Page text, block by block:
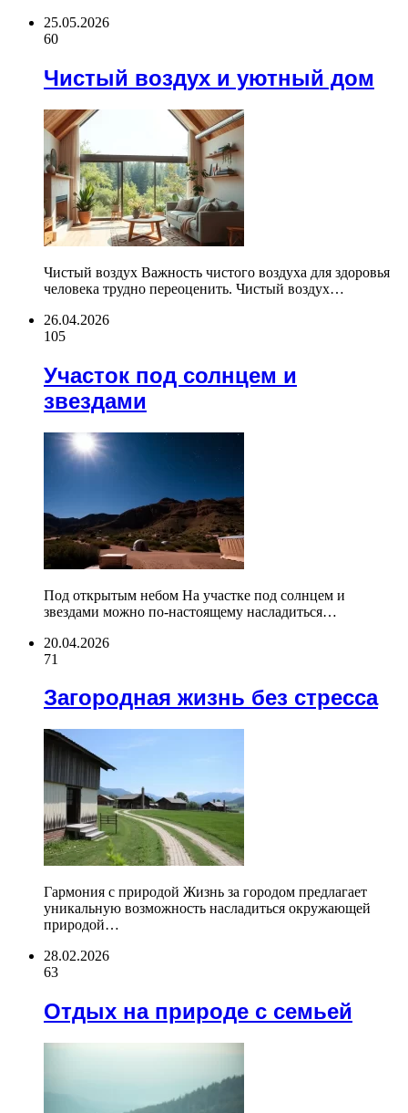
25.05.2026
60
Чистый воздух и уютный дом
Чистый воздух Важность чистого воздуха для здоровья
человека трудно переоценить. Чистый воздух…
26.04.2026
105
Участок под солнцем и
звездами
Под открытым небом На участке под солнцем и
звездами можно по-настоящему насладиться…
20.04.2026
71
Загородная жизнь без стресса
Гармония с природой Жизнь за городом предлагает
уникальную возможность насладиться окружающей
природой…
28.02.2026
63
Отдых на природе с семьей